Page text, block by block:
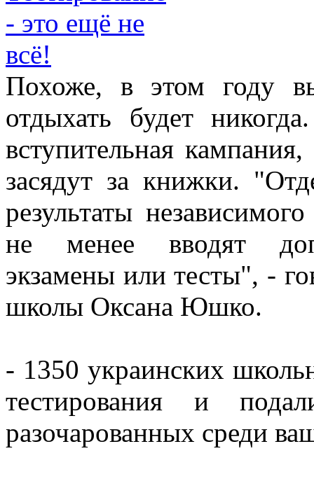
Похоже, в этом году
отдыхать будет
вступительная
засядут за книжки.
результаты
не менее вводят
экзамены или тесты", -
школы Оксана Юшко.
- 1350 украинских
тестирования и
разочарованных среди